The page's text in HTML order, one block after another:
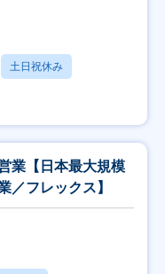
土日祝休み
業【日本最大規模
／フレックス】